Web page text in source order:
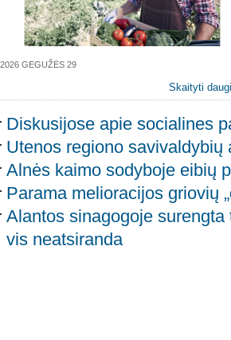
2026 GEGUŽĖS 29
Skaityti
Diskusijose apie socialines
Utenos regiono
Alnės kaimo sodyboje eibių
Parama melioracijos griovių
Alantos sinagogoje
vis neatsiranda